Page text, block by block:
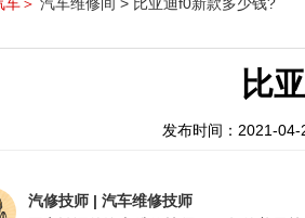
比
发布时间：2021-
汽修技师 | 汽车维修技师